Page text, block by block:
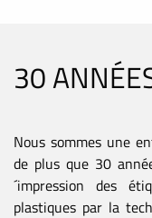
30
Nous sommes une
de plus que 30
´impression des
plastiques par la